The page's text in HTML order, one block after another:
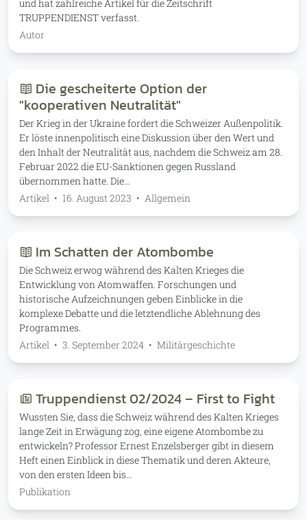
und hat zahlreiche Artikel für die Zeitschrift
TRUPPENDIENST verfasst.
Autor
Die gescheiterte Option der
"kooperativen Neutralität"
Der Krieg in der Ukraine fordert die Schweizer Außenpolitik.
Er löste innenpolitisch eine Diskussion über den Wert und
den Inhalt der Neutralität aus, nachdem die Schweiz am 28.
Februar 2022 die EU-Sanktionen gegen Russland
übernommen hatte. Die…
Artikel • 16. August 2023 • Allgemein
Im Schatten der Atombombe
Die Schweiz erwog während des Kalten Krieges die
Entwicklung von Atomwaffen. Forschungen und
historische Aufzeichnungen geben Einblicke in die
komplexe Debatte und die letztendliche Ablehnung des
Programmes.
Artikel • 3. September 2024 • Militärgeschichte
Truppendienst 02/2024 – First to Fight
Wussten Sie, dass die Schweiz während des Kalten Krieges
lange Zeit in Erwägung zog, eine eigene Atombombe zu
entwickeln? Professor Ernest Enzelsberger gibt in diesem
Heft einen Einblick in diese Thematik und deren Akteure,
von den ersten Ideen bis…
Publikation